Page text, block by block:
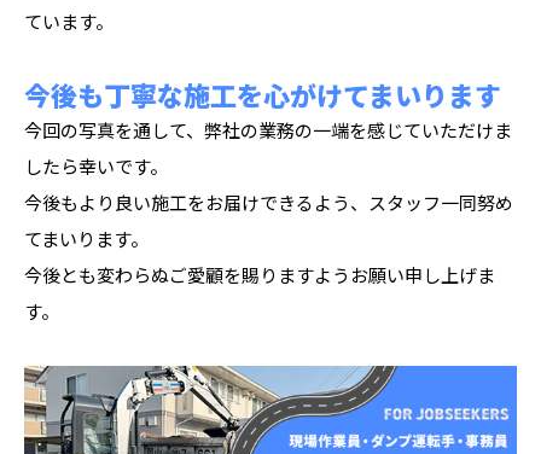
ています。
今後も丁寧な施工を心がけてまいります
今回の写真を通して、弊社の業務の一端を感じていただけま
したら幸いです。
今後もより良い施工をお届けできるよう、スタッフ一同努め
てまいります。
今後とも変わらぬご愛顧を賜りますようお願い申し上げま
す。